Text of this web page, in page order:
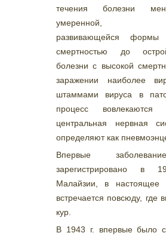
течения болезни
умеренной,
развивающейся
смертностью до
болезни с высокой
заражении наиболее
штаммами вируса в
процесс
центральная нервная
определяют как
Впервые
зарегистрировано в
Малайзии, в настоящее
встречается повсюду, где
кур.
В 1943 г. впервые было